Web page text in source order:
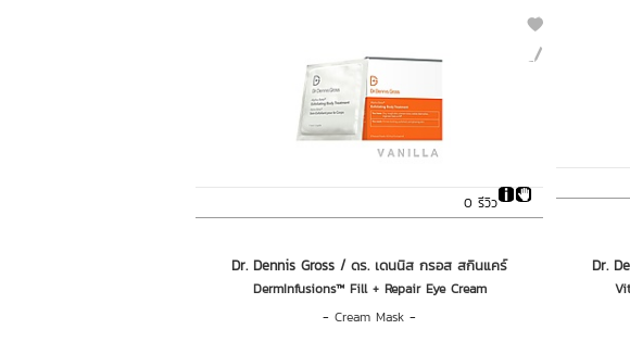
0 รีวิว
Dr. Dennis Gross / ดร. เดนนิส กรอส สกินแคร์
DermInfusions™ Fill + Repair Eye Cream
- Cream Mask -
Dr.